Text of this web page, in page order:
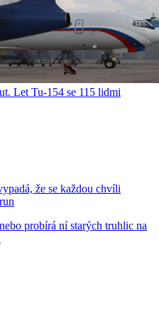
Let Tu-154 se 115 lidmi
že se každou chvíli
probírá ní starých truhlic na